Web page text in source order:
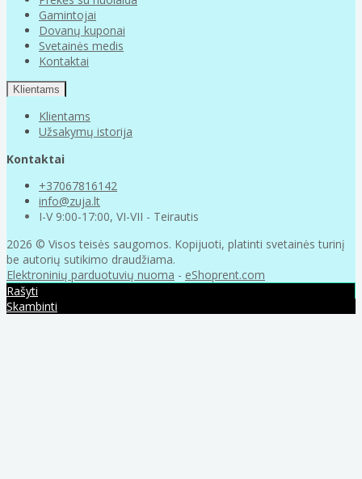
Gamintojai
Dovanų kuponai
Svetainės medis
Kontaktai
Klientams
Klientams
Užsakymų istorija
Kontaktai
+37067816142
info@zuja.lt
I-V 9:00-17:00, VI-VII - Teirautis
2026 © Visos teisės saugomos. Kopijuoti, platinti svetainės turinį
be autorių sutikimo draudžiama.
Elektroninių parduotuvių nuoma - eShoprent.com
Rašyti
Skambinti